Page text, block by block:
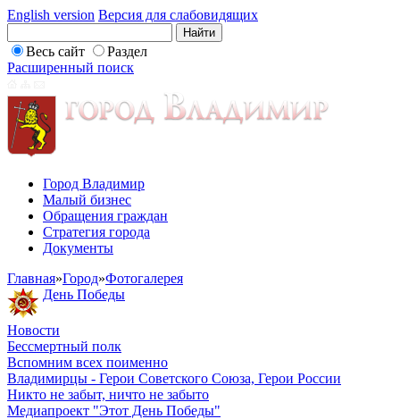
English version Версия для слабовидящих
Весь сайт
Раздел
Расширенный поиск
Город Владимир
Малый бизнес
Обращения граждан
Стратегия города
Документы
Главная»Город»Фотогалерея
День Победы
Новости
Бессмертный полк
Вспомним всех поименно
Владимирцы - Герои Советского Союза, Герои России
Никто не забыт, ничто не забыто
Медиапроект "Этот День Победы"